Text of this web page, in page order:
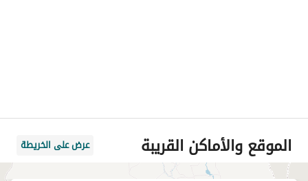
الموقع والأماكن القريبة عرض على الخريطة